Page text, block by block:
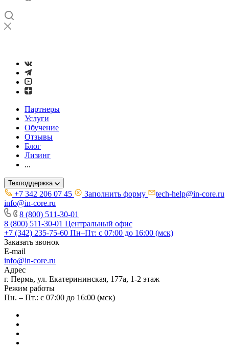
Партнеры
Услуги
Обучение
Отзывы
Блог
Лизинг
...
Техподдержка
+7 342 206 07 45 Заполнить форму
tech-help@in-core.ru
info@in-core.ru
8 (800) 511-30-01
8 (800) 511-30-01 Центральный офис
+7 (342) 235-75-60 Пн–Пт: с 07:00 до 16:00 (мск)
Заказать звонок
E-mail
info@in-core.ru
Адрес
г. Пермь, ул. ​Екатерининская, 177а, ​1-2 этаж
Режим работы
Пн. – Пт.: с 07:00 до 16:00 (мск)